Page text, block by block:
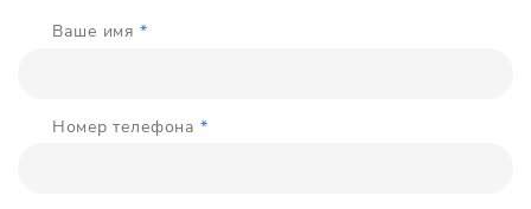
Ваше имя *
Номер телефона*